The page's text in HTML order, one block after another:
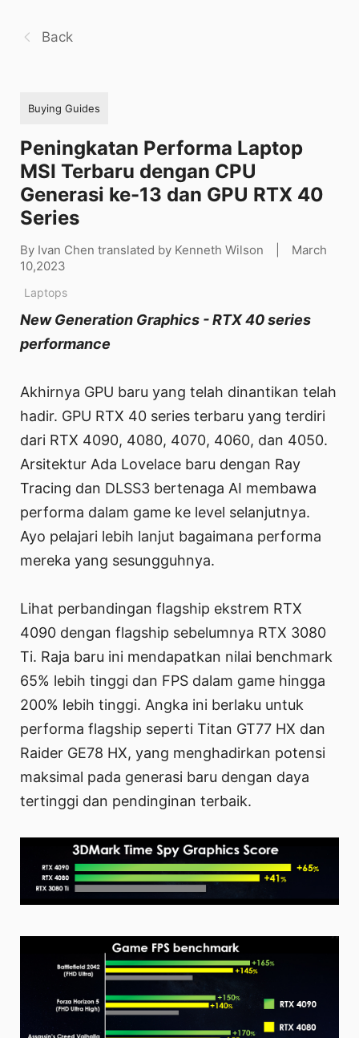
Back
Buying Guides
Peningkatan Performa Laptop
MSI Terbaru dengan CPU
Generasi ke-13 dan GPU RTX 40
Series
By Ivan Chen translated by Kenneth Wilson
March
10,2023
Laptops
New Generation Graphics - RTX 40 series
performance
Akhirnya GPU baru yang telah dinantikan telah
hadir. GPU RTX 40 series terbaru yang terdiri
dari RTX 4090, 4080, 4070, 4060, dan 4050.
Arsitektur Ada Lovelace baru dengan Ray
Tracing dan DLSS3 bertenaga AI membawa
performa dalam game ke level selanjutnya.
Ayo pelajari lebih lanjut bagaimana performa
mereka yang sesungguhnya.
Lihat perbandingan flagship ekstrem RTX
4090 dengan flagship sebelumnya RTX 3080
Ti. Raja baru ini mendapatkan nilai benchmark
65% lebih tinggi dan FPS dalam game hingga
200% lebih tinggi. Angka ini berlaku untuk
performa flagship seperti Titan GT77 HX dan
Raider GE78 HX, yang menghadirkan potensi
maksimal pada generasi baru dengan daya
tertinggi dan pendinginan terbaik.